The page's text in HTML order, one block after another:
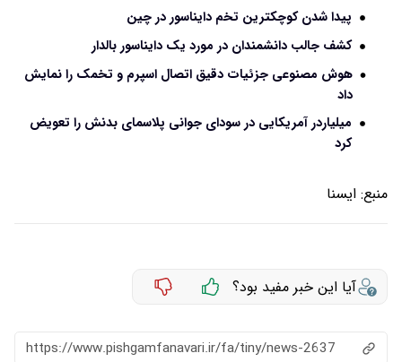
پیدا شدن کوچکترین تخم دایناسور در چین
کشف جالب دانشمندان در مورد یک دایناسور بالدار
هوش مصنوعی جزئیات دقیق اتصال اسپرم و تخمک را نمایش
داد
میلیاردر آمریکایی در سودای جوانی پلاسمای بدنش را تعویض
کرد
منبع: ایسنا
آیا این خبر مفید بود؟
https://www.pishgamfanavari.ir/fa/tiny/news-2637